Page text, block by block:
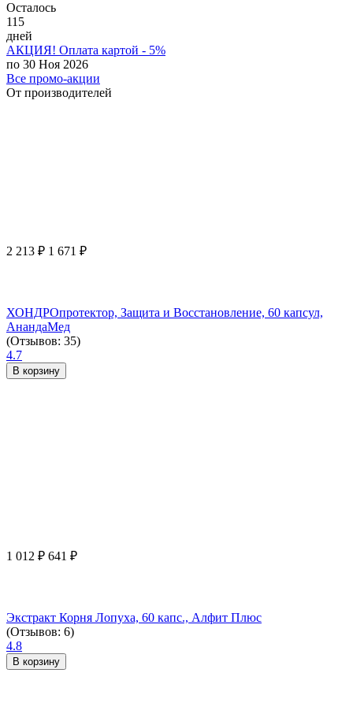
Осталось
115
дней
АКЦИЯ! Оплата картой - 5%
по 30 Ноя 2026
Все промо-акции
От производителей
2 213 ₽ 1 671 ₽
ХОНДРОпротектор, Защита и Восстановление, 60 капсул,
АнандаМед
(Отзывов: 35)
4.7
В корзину
1 012 ₽ 641 ₽
Экстракт Корня Лопуха, 60 капс., Алфит Плюс
(Отзывов: 6)
4.8
В корзину